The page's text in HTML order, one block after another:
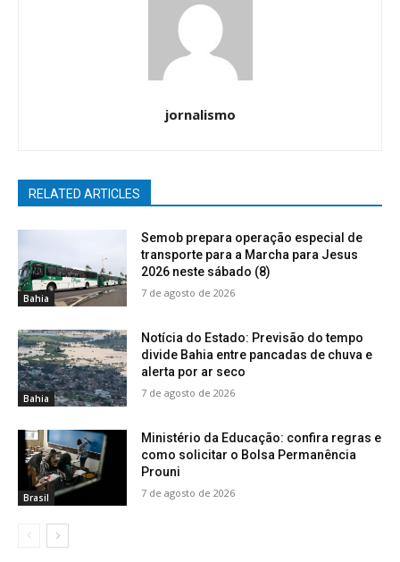
jornalismo
RELATED ARTICLES
Bahia
Semob prepara operação especial de
transporte para a Marcha para Jesus
2026 neste sábado (8)
7 de agosto de 2026
Bahia
Notícia do Estado: Previsão do tempo
divide Bahia entre pancadas de chuva e
alerta por ar seco
7 de agosto de 2026
Brasil
Ministério da Educação: confira regras e
como solicitar o Bolsa Permanência
Prouni
7 de agosto de 2026